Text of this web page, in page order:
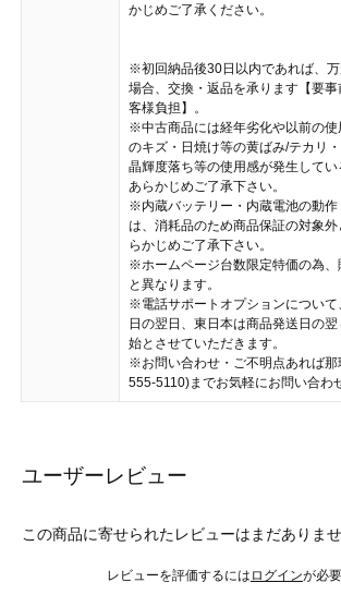
かじめご了承ください。
※初回納品後30日以内であれば、
場合、交換・返品を承ります【要
客様負担】。
※中古商品には経年劣化や以前の使
のキズ・日焼け等の黄ばみ/テカリ
晶輝度落ち等の使用感が発生してい
あらかじめご了承下さい。
※内蔵バッテリー・内蔵電池の動作
は、消耗品のため商品保証の対象
らかじめご了承下さい。
※ホームページ台数限定特価の為、
と異なります。
※電話サポートオプションについて
日の翌日、東日本は商品発送日の
始とさせていただきます。
※お問い合わせ・ご不明点あれば
555-5110)までお気軽にお問い合わ
ユーザーレビュー
この商品に寄せられたレビューはまだありませ
レビューを評価するには ログインが必